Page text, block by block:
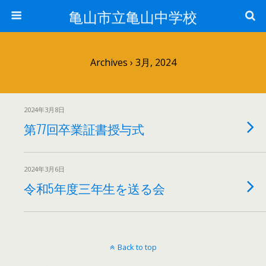
亀山市立亀山中学校
Archives › 3月, 2024
2024年3月8日
第77回卒業証書授与式
2024年3月6日
令和5年度三年生を送る会
Back to top